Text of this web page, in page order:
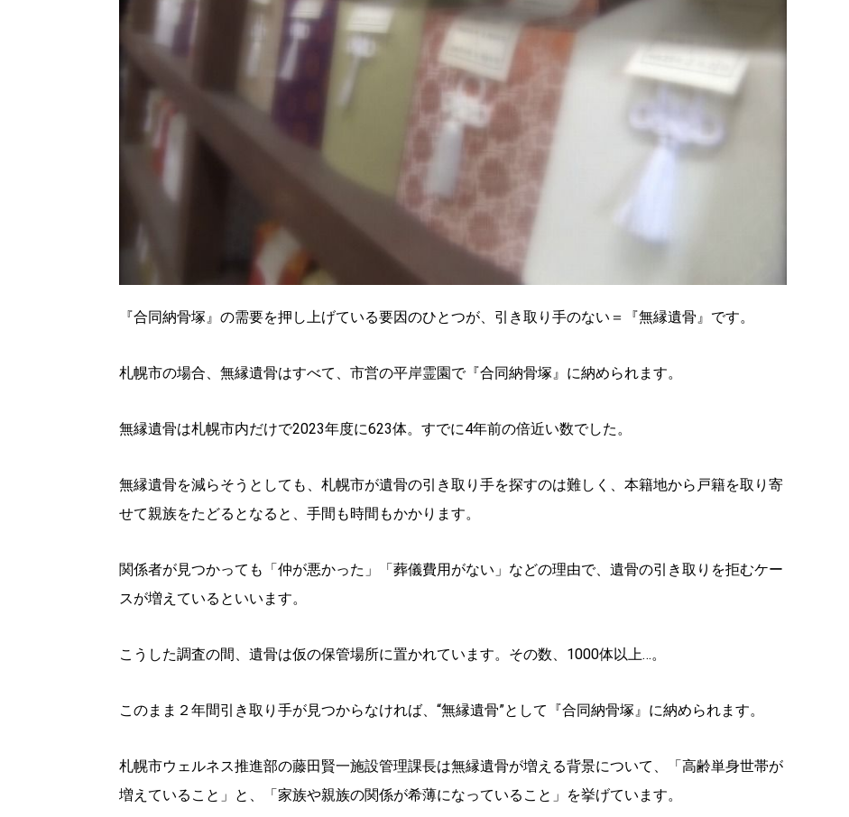
明日への”きっかけ”WEBマガジン
パートナーメディア
プライバシーポリシー
SEARCH
LOCAL
KEYWORD
【道央のお気に入りを見つけたい
『合同納骨塚』の需要を押し上げている要因のひとつが、引き取り手のない＝『無縁遺骨』です。
札幌市の場合、無縁遺骨はすべて、市営の平岸霊園で『合同納骨塚』に納められます。
無縁遺骨は札幌市内だけで2023年度に623体。すでに4年前の倍近い数でした。
無縁遺骨を減らそうとしても、札幌市が遺骨の引き取り手を探すのは難しく、本籍地から戸籍を取り寄
せて親族をたどるとなると、手間も時間もかかります。
関係者が見つかっても「仲が悪かった」「葬儀費用がない」などの理由で、遺骨の引き取りを拒むケー
スが増えているといいます。
こうした調査の間、遺骨は仮の保管場所に置かれています。その数、1000体以上…。
このまま２年間引き取り手が見つからなければ、“無縁遺骨”として『合同納骨塚』に納められます。
札幌市ウェルネス推進部の藤田賢一施設管理課長は無縁遺骨が増える背景について、「高齢単身世帯が
増えていること」と、「家族や親族の関係が希薄になっていること」を挙げています。